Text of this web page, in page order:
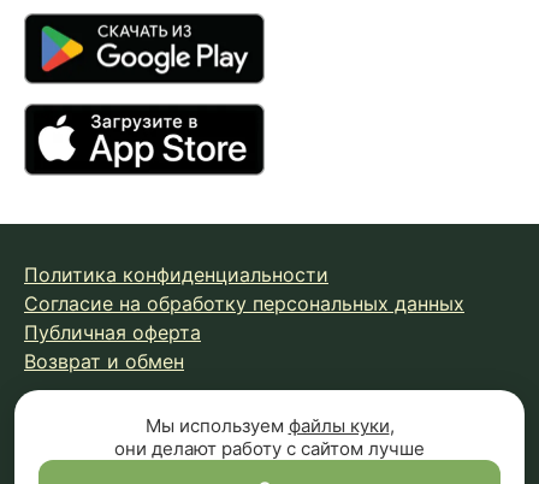
Политика конфиденциальности
Согласие на обработку персональных данных
Публичная оферта
Возврат и обмен
© 2026 Fungiline — зарегистрированная торговая марка.
Копирование материалов с сайта запрещено.
Мы используем файлы куки,
они делают работу с сайтом лучше